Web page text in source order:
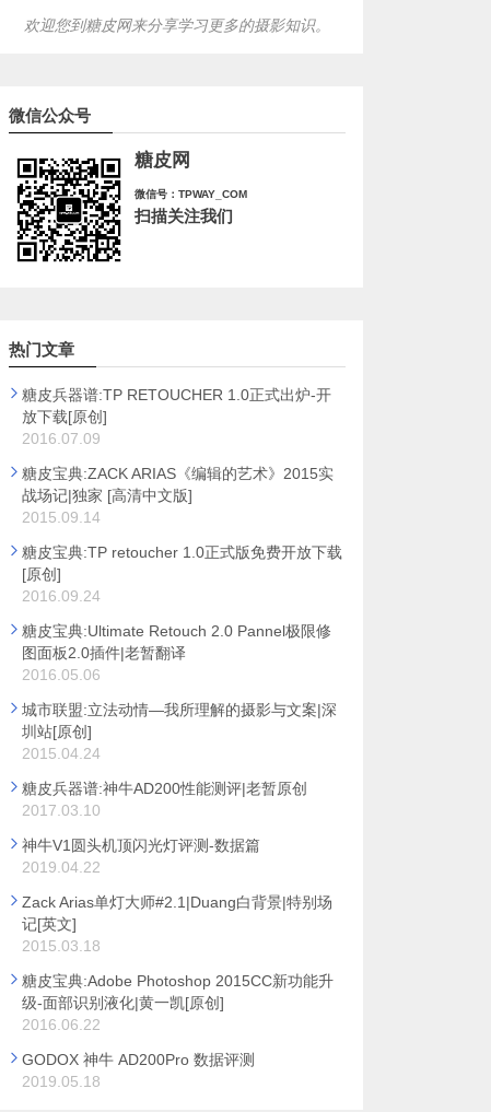
欢迎您到糖皮网来分享学习更多的摄影知识。
微信公众号
糖皮网
微信号：TPWAY_COM
扫描关注我们
热门文章
糖皮兵器谱:TP RETOUCHER 1.0正式出炉-开
放下载[原创]
2016.07.09
糖皮宝典:ZACK ARIAS《编辑的艺术》2015实
战场记|独家 [高清中文版]
2015.09.14
糖皮宝典:TP retoucher 1.0正式版免费开放下载
[原创]
2016.09.24
糖皮宝典:Ultimate Retouch 2.0 Pannel极限修
图面板2.0插件|老暂翻译
2016.05.06
城市联盟:立法动情—我所理解的摄影与文案|深
圳站[原创]
2015.04.24
糖皮兵器谱:神牛AD200性能测评|老暂原创
2017.03.10
神牛V1圆头机顶闪光灯评测-数据篇
2019.04.22
Zack Arias单灯大师#2.1|Duang白背景|特别场
记[英文]
2015.03.18
糖皮宝典:Adobe Photoshop 2015CC新功能升
级-面部识别液化|黄一凯[原创]
2016.06.22
GODOX 神牛 AD200Pro 数据评测
2019.05.18